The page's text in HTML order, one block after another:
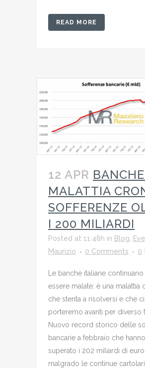
READ MORE
12 APR
MALATTIA
SOFFERENZE
I 200 MILIARDI
Posted at 11:48h in Blog
Maurizio
0 Comments 0
Le banche italiane continuano
essere malate: è una malattia
che stenta a risolversi e che ci
porteremo avanti per diverso
Nuovo record storico delle
bancarie a febbraio che hanno
superato i 202 miliardi di euro
malgrado le continue